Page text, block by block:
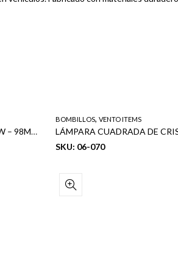
FARO ANTINIEBLA – H3 12V 55W – 98MM
BOMBILLOS, VENTO ITEMS
SKU: 06-070